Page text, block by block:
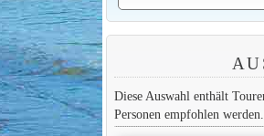
Diese Auswahl enthält
Personen empfohlen